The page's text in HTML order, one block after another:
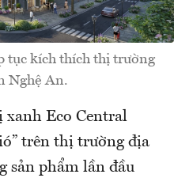
tục kích thích thị trường
Nghệ An.
xanh Eco Central
trên thị trường địa
sản phẩm lần đầu